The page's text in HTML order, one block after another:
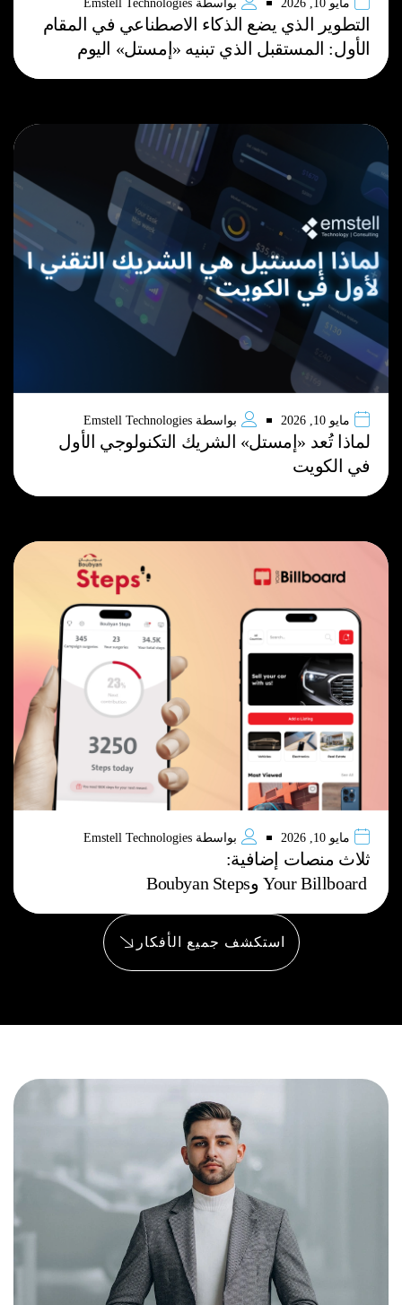
مايو 10, 2026 بواسطة
التطوير الذي يضع الذكاء الاصطناعي في المقام
الأول: المستقبل الذي تبنيه «إمستل» اليوم
مايو 10, 2026 بواسطة
لماذا تُعد «إمستل» الشريك التكنولوجي الأول
في الكويت
مايو 10, 2026 بواسطة
ثلاث منصات إضافية:
Your Billboard وBoubyan Steps
استكشف جميع الأفكار